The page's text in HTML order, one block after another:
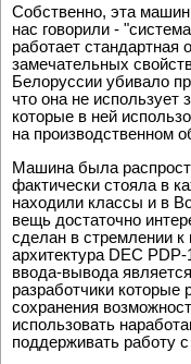
Собственно, эта
нас говорили -
работает стандартная
замечательных
Белоруссии убивало
что она не
которые в ней
на производственном
Машина была
фактически стояла в
находили классы и в
вещь достаточно
сделан в стремлении
архитектура DEC
ввода-вывода
разработчики которые
сохранения
использовать
поддерживать работу